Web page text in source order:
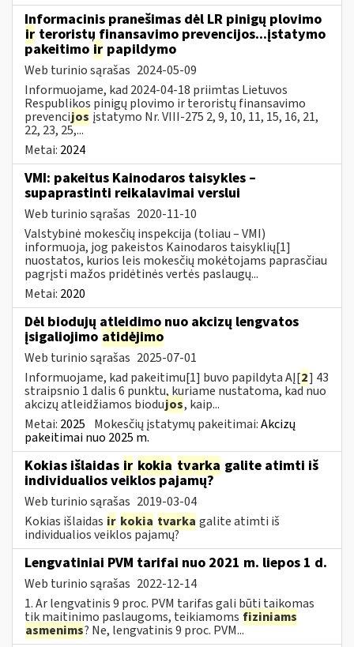
Informacinis pranešimas dėl LR pinigų plovimo
ir teroristų finansavimo prevencijos...įstatymo
pakeitimo ir papildymo
Web turinio sąrašas 2024-05-09
Informuojame, kad 2024-04-18 priimtas Lietuvos
Respublikos pinigų plovimo ir teroristų finansavimo
prevencijos įstatymo Nr. VIII-275 2, 9, 10, 11, 15, 16, 21,
22, 23, 25,...
Metai: 2024
VMI: pakeitus Kainodaros taisykles –
supaprastinti reikalavimai verslui
Web turinio sąrašas 2020-11-10
Valstybinė mokesčių inspekcija (toliau – VMI)
informuoja, jog pakeistos Kainodaros taisyklių[1]
nuostatos, kurios leis mokesčių mokėtojams paprasčiau
pagrįsti mažos pridėtinės vertės paslaugų...
Metai: 2020
Dėl biodujų atleidimo nuo akcizų lengvatos
įsigaliojimo atidėjimo
Web turinio sąrašas 2025-07-01
Informuojame, kad pakeitimu[1] buvo papildyta AĮ[2] 43
straipsnio 1 dalis 6 punktu, kuriame nustatoma, kad nuo
akcizų atleidžiamos biodujos, kaip...
Metai: 2025 Mokesčių įstatymų pakeitimai:Akcizų
pakeitimai nuo 2025 m.
Kokias išlaidas ir kokia tvarka galite atimti iš
individualios veiklos pajamų?
Web turinio sąrašas 2019-03-04
Kokias išlaidas ir kokia tvarka galite atimti iš
individualios veiklos pajamų?
Lengvatiniai PVM tarifai nuo 2021 m. liepos 1 d.
Web turinio sąrašas 2022-12-14
1. Ar lengvatinis 9 proc. PVM tarifas gali būti taikomas
tik maitinimo paslaugoms, teikiamoms fiziniams
asmenims? Ne, lengvatinis 9 proc. PVM...